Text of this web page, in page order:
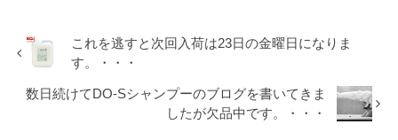
これを逃すと次回入荷は23日の金曜日になりま
す。・・・
数日続けてDO-Sシャンプーのブログを書いてきま
したが欠品中です。・・・